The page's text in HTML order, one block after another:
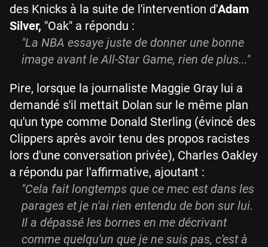
des Knicks à la suite de l'intervention d'Adam
Silver, "Oak" a répondu :
"La NBA essaye juste de donner une bonne
image avant le All-Star Game, rien de plus..."
Pire, lorsque la journaliste Maggie Gray lui a
demandé s'il mettait Dolan sur le même plan
qu'un type comme Donald Sterling (évincé des
Clippers après avoir tenu des propos racistes
lors d'une conversation privée), Charles Oakley
a répondu par l'affirmative, ajoutant :
"Cela fait longtemps que ce mec est dans les
parages et je n'ai rien entendu de bon sur lui.
Il a dépassé les bornes en me décrivant
comme quelqu'un que je ne suis pas, c'est à